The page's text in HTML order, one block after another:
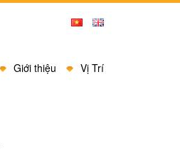
Giới thiệu Vị Trí